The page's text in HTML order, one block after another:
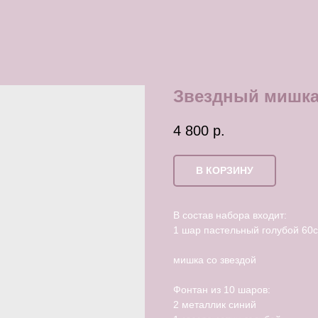
Звездный
4 800 р.
В КОРЗИНУ
В состав набора входит:
1 шар пастельный голубой
мишка со звездой
Фонтан из 10 шаров:
2 металлик синий